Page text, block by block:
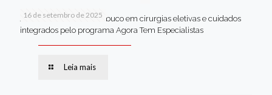
16 de setembro de 2025
Jaboatão lidera Pernambuco em cirurgias eletivas e cuidados
integrados pelo programa Agora Tem Especialistas
Leia mais